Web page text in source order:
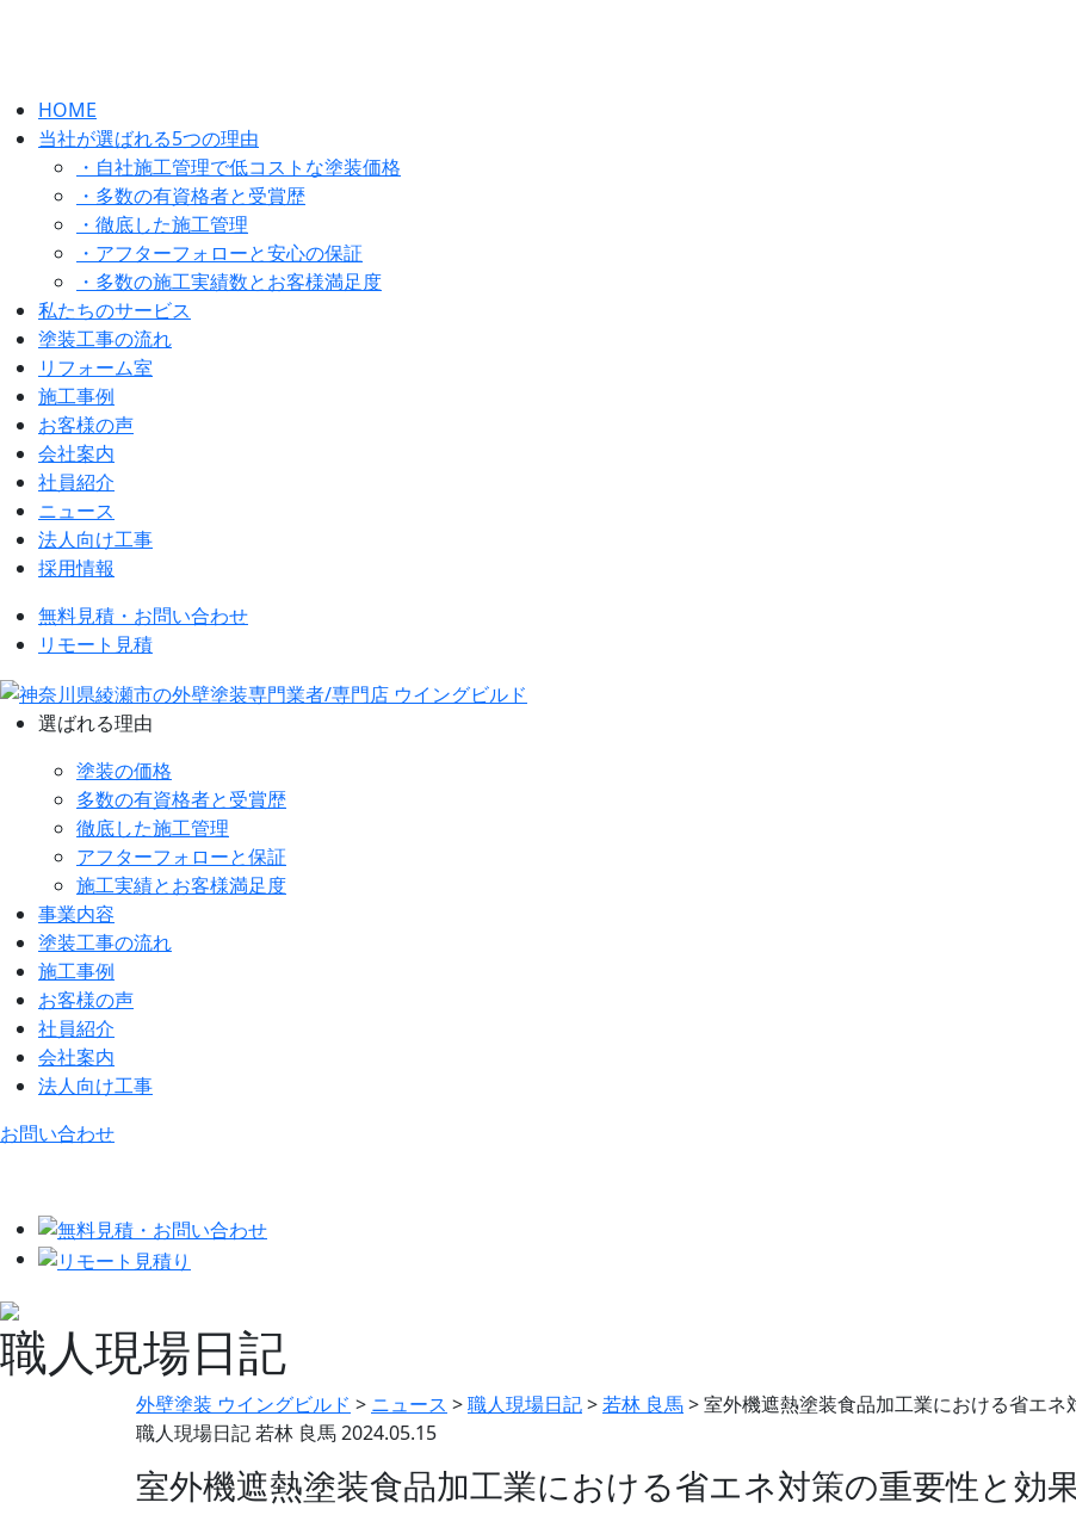
HOME
当社が選ばれる5つの理由
・自社施工管理で低コストな塗装価格
・多数の有資格者と受賞歴
・徹底した施工管理
・アフターフォローと安心の保証
・多数の施工実績数とお客様満足度
私たちのサービス
塗装工事の流れ
リフォーム室
施工事例
お客様の声
会社案内
社員紹介
ニュース
法人向け工事
採用情報
無料見積・お問い合わせ
リモート見積
選ばれる理由
塗装の価格
多数の有資格者と受賞歴
徹底した施工管理
アフターフォローと保証
施工実績とお客様満足度
事業内容
塗装工事の流れ
施工事例
お客様の声
社員紹介
会社案内
法人向け工事
お問い合わせ
職人現場日記
外壁塗装 ウイングビルド > ニュース >職人現場日記>若林 良馬>室外機遮熱塗装食品加工業における省エネ
職人現場日記若林 良馬2024.05.15
室外機遮熱塗装食品加工業における省エネ対策の重要性と効